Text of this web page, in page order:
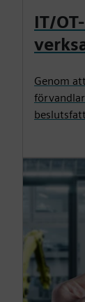
IT/
Genom